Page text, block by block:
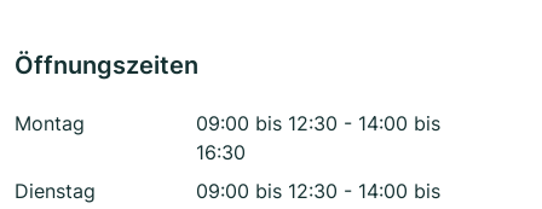
Öffnungszeiten
Montag
09:00 bis 12:30 - 14:00 bis
16:30
Dienstag
09:00 bis 12:30 - 14:00 bis